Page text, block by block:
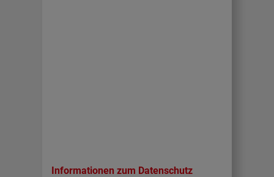
Informationen zum Datenschutz